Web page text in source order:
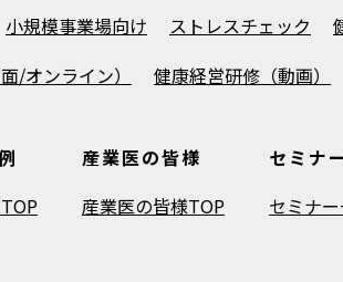
小規模事業場向け ストレスチェック
/オンライン）
健康経営研修（動画）
産業医の皆様
産業医の皆様TOP
セミナー
セミナ